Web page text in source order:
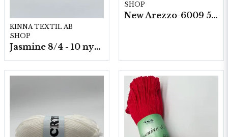
KINNA TEXTIL AB
SHOP
Jasmine 8/4 - 10 nystan a50g./fp.
SHOP
New Arezzo-6009 50g./nyst. 10 st/fp.